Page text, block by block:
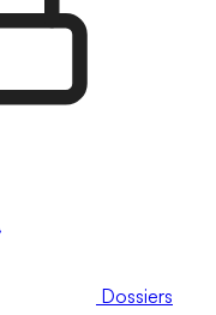
Dossiers